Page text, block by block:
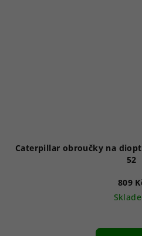
Caterpillar obroučky na
52
809